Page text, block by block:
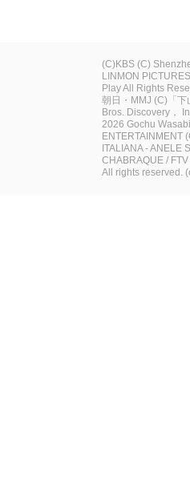
(C)KBS (C)
LINMON
Play All Rights
朝日・MMJ (C)「下
Bros. Discovery，
2026 Gochu
ENTERTAINMENT
ITALIANA - ANELE
CHABRAQUE / FTV
All rights reserved.